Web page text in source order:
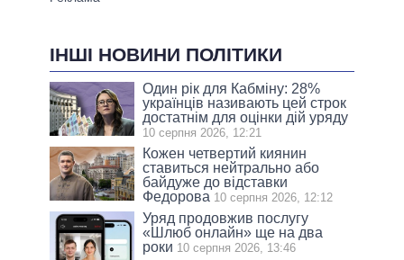
ІНШІ НОВИНИ ПОЛІТИКИ
Один рік для Кабміну: 28%
українців називають цей строк
достатнім для оцінки дій уряду
10 серпня 2026, 12:21
Кожен четвертий киянин
ставиться нейтрально або
байдуже до відставки
Федорова 10 серпня 2026, 12:12
Уряд продовжив послугу
«Шлюб онлайн» ще на два
роки 10 серпня 2026, 13:46